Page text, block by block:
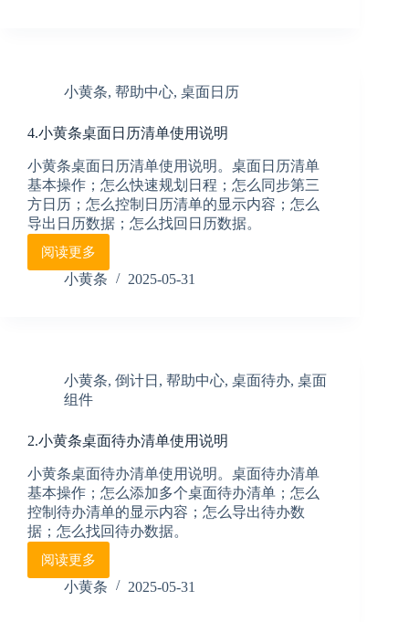
便
签
单
小黄条, 帮助中心, 桌面日历
4.小黄条桌面日历清单使用说明
小黄条桌面日历清单使用说明。桌面日历清单
基本操作；怎么快速规划日程；怎么同步第三
方日历；怎么控制日历清单的显示内容；怎么
导出日历数据；怎么找回日历数据。
阅读更多
4.
小
历
清
使
说
明
小黄条 2025-05-31
小黄条, 倒计日 , 帮助中心, 桌面待办, 桌面
组件
2.小黄条桌面待办清单使用说明
小黄条桌面待办清单使用说明。桌面待办清单
基本操作；怎么添加多个桌面待办清单；怎么
控制待办清单的显示内容；怎么导出待办数
据；怎么找回待办数据。
阅读更多
2.
小
小黄条 2025-05-31